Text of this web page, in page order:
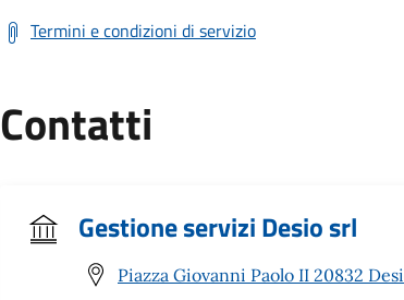
Termini e condizioni di servizio
Contatti
Gestione servizi Desio srl
Piazza Giovanni Paolo II 20832